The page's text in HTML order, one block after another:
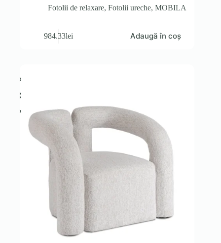
Fotolii de relaxare, Fotolii ureche, MOBILA
984.33lei Adaugă în coș